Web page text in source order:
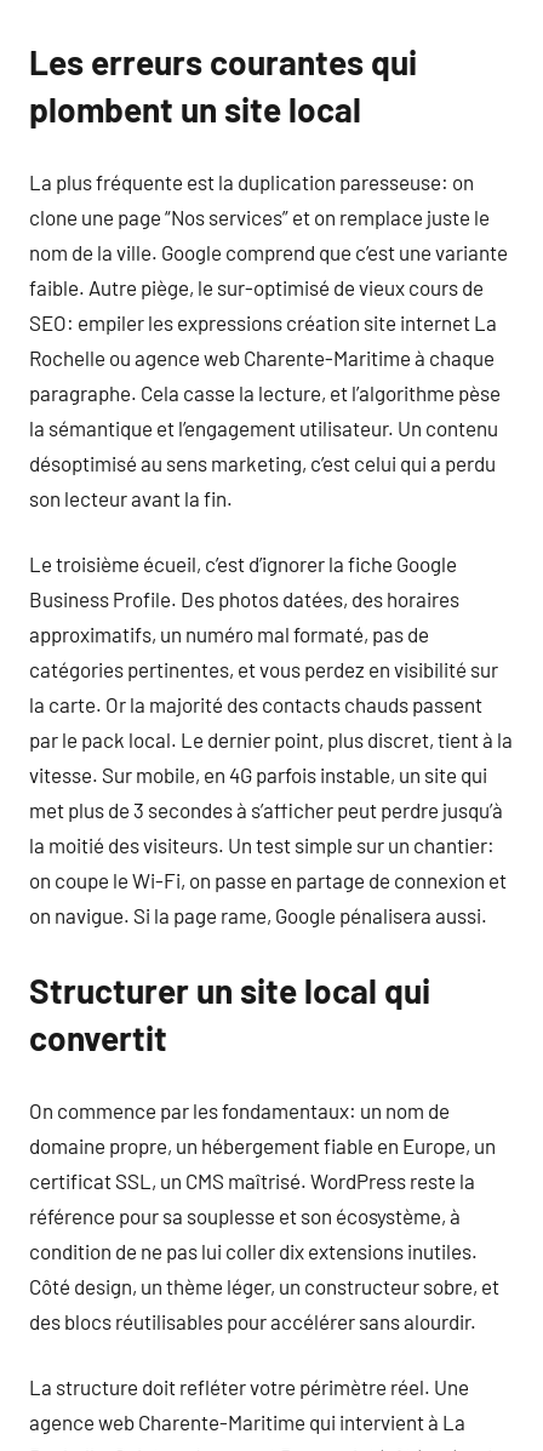
Les erreurs courantes qui
plombent un site local
La plus fréquente est la duplication paresseuse: on
clone une page “Nos services” et on remplace juste le
nom de la ville. Google comprend que c’est une variante
faible. Autre piège, le sur-optimisé de vieux cours de
SEO: empiler les expressions création site internet La
Rochelle ou agence web Charente-Maritime à chaque
paragraphe. Cela casse la lecture, et l’algorithme pèse
la sémantique et l’engagement utilisateur. Un contenu
désoptimisé au sens marketing, c’est celui qui a perdu
son lecteur avant la fin.
Le troisième écueil, c’est d’ignorer la fiche Google
Business Profile. Des photos datées, des horaires
approximatifs, un numéro mal formaté, pas de
catégories pertinentes, et vous perdez en visibilité sur
la carte. Or la majorité des contacts chauds passent
par le pack local. Le dernier point, plus discret, tient à la
vitesse. Sur mobile, en 4G parfois instable, un site qui
met plus de 3 secondes à s’afficher peut perdre jusqu’à
la moitié des visiteurs. Un test simple sur un chantier:
on coupe le Wi-Fi, on passe en partage de connexion et
on navigue. Si la page rame, Google pénalisera aussi.
Structurer un site local qui
convertit
On commence par les fondamentaux: un nom de
domaine propre, un hébergement fiable en Europe, un
certificat SSL, un CMS maîtrisé. WordPress reste la
référence pour sa souplesse et son écosystème, à
condition de ne pas lui coller dix extensions inutiles.
Côté design, un thème léger, un constructeur sobre, et
des blocs réutilisables pour accélérer sans alourdir.
La structure doit refléter votre périmètre réel. Une
agence web Charente-Maritime qui intervient à La